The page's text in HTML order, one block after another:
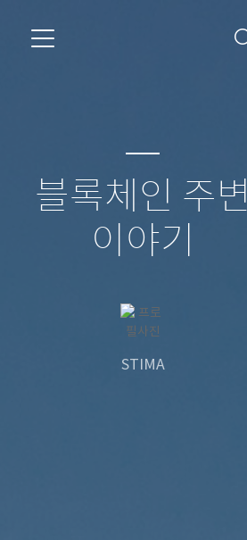
블록체인 주변
이야기
STIMA